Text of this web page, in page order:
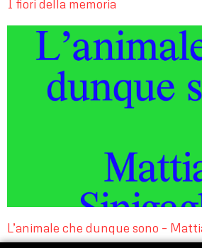
I fiori della memoria
L’animale che dunque sono –